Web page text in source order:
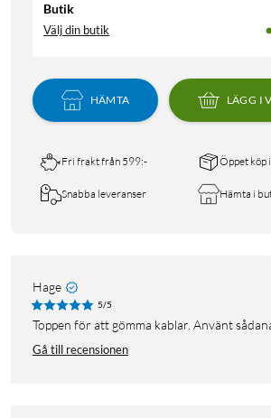
Butik
Välj din butik
HÄMTA LÄGG I
Fri frakt från 599:- Öppet köp
Snabba leveranser Hämta i
Hage
5/5
Toppen för att gömma kablar. Använt
Gå till recensionen